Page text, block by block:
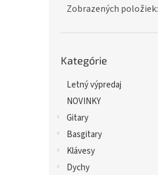
Zobrazených položiek:
kategórie
Kategórie
Letný výpredaj
NOVINKY
Gitary
Basgitary
Klávesy
Dychy